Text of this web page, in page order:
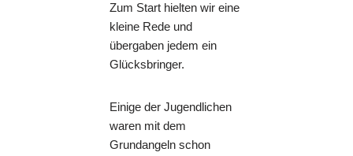
Zum Start hielten wir eine
kleine Rede und
übergaben jedem ein
Glücksbringer.
Einige der Jugendlichen
waren mit dem
Grundangeln schon